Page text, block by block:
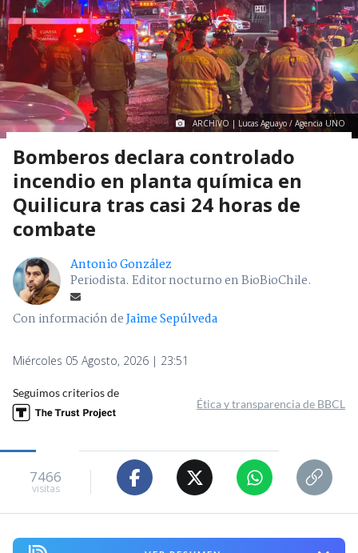
ARCHIVO | Lucas Aguayo / Agencia UNO
Bomberos declara controlado
incendio en planta química en
Quilicura tras casi 24 horas de
combate
Antonio González
Periodista. Editor nocturno en BioBioChile.
Con información deJaime Sepúlveda
Miércoles 05 Agosto, 2026 | 23:51
Seguimos criterios de
Ética y transparencia de BBCL
7466
visitas